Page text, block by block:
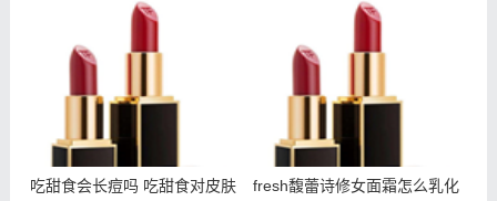
吃甜食会长痘吗 吃甜食对
吃甜食会长痘吗 吃甜食对皮肤
fresh馥蕾诗修女面霜怎么
fresh馥蕾诗修女面霜怎么乳化